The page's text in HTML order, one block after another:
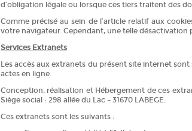
d’obligation légale ou lorsque ces tiers traitent des
Comme précisé au sein de l’article relatif aux
votre navigateur. Cependant, une telle
Services Extranets
Les accès aux extranets du présent site internet
actes en ligne.
Conception, réalisation et Hébergement de ces
Siège social : 298 allée du Lac – 31670 LABEGE.
Ces extranets sont les suivants :